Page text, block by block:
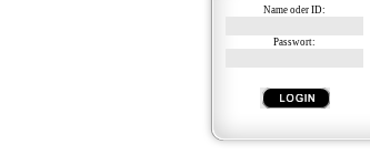
Name oder ID:
Passwort: